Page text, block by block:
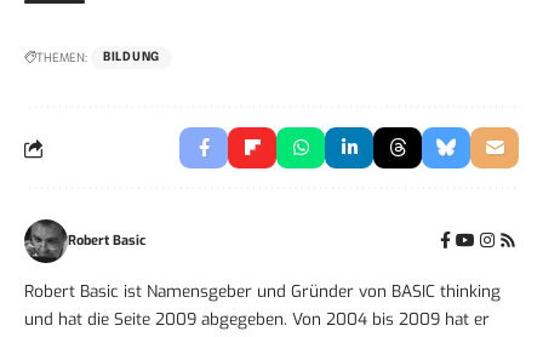
THEMEN: BILDUNG
Robert Basic
Robert Basic ist Namensgeber und Gründer von BASIC thinking
und hat die Seite 2009 abgegeben. Von 2004 bis 2009 hat er